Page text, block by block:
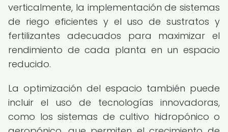
verticalmente, la implementación de sistemas
de riego eficientes y el uso de sustratos y
fertilizantes adecuados para maximizar el
rendimiento de cada planta en un espacio
reducido.
La optimización del espacio también puede
incluir el uso de tecnologías innovadoras,
como los sistemas de cultivo hidropónico o